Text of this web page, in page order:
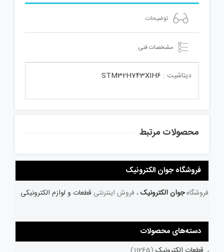
توضیحات
مشخصات فنی
دیتاشیت : STM32H743XIH6
محصولات مرتبط
فروشگاه جوان الکترونیک
فروشگاهجوان الکترونیک ، فروش اینترنتی قطعات و لوازم الکترونیکی
دسته‌های محصولات